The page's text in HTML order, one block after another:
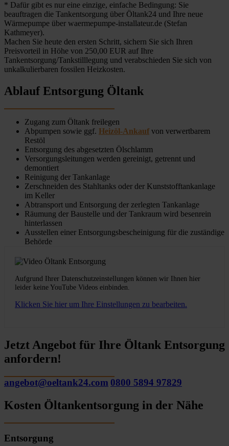
* Dafür gibt es nur eine einzige, einfache Bedingung: Sie
beauftragen die Tankentsorgung über Öltank24 und Ihre neue
Wärmepumpe über waermepumpe-installateur.de (Stefan
Kathmeyer).
Machen Sie heute den ersten Schritt, sichern Sie sich Ihren
Preisvorteil in Höhe von 250,00 EUR auf Ihre
Tankentsorgung/Tankstilllegung und verabschieden Sie sich von
unkalkulierbaren fossilen Heizkosten.
Ablauf Entsorgung Öltank
Zugang zum Öltank freilegen
Abpumpen sowie ggf. Heizöl-Ankauf von verwertbarem
Restöl
Entsorgung des abgesetzten Ölschlamm
Versorgungsleitungen werden gereinigt, getrennt und
demontiert
Reinigung der Tankanlage
Zerschneiden des Stahltanks oder der Kunststofftankanlage
im Keller
Abtransport und Entsorgung der zerlegten Tankanlage
Räumung der Baustelle und der Tankraum wird besenrein
hinterlassen
Ausstellen einer Entsorgungsbescheinigung für die zuständige
Behörde
Aufgrund Ihrer Datenschutzeinstellungen können wir Ihnen hier
leider keine YouTube Videos einbinden.
Klicken Sie hier um Ihre Einstellungen zu bearbeiten.
Jetzt Angebot für Ihre Öltank Entsorgung
anfordern!
angebot@oeltank24.com 0800 5894 97829
Kosten Öltankentsorgung in der Nähe
Entsorgung